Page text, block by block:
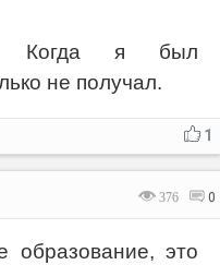
Когда я был
не получал.
1
376 0
это